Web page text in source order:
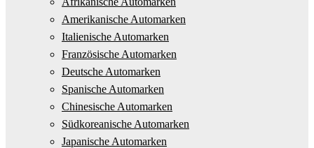
Amerikanische Automarken
Italienische Automarken
Französische Automarken
Deutsche Automarken
Spanische Automarken
Chinesische Automarken
Südkoreanische Automarken
Japanische Automarken